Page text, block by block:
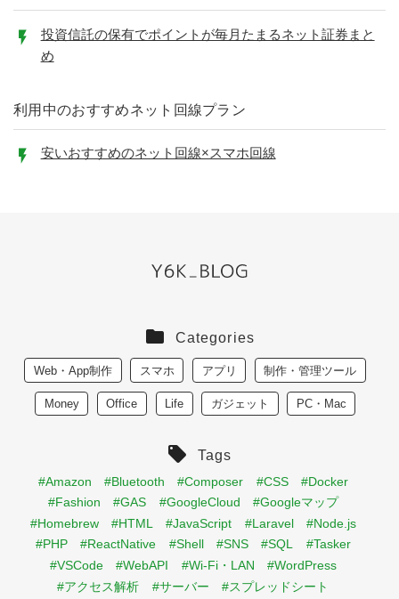
投資信託の保有でポイントが毎月たまるネット証券まと
め
利用中のおすすめネット回線プラン
安いおすすめのネット回線×スマホ回線
Categories
Web・App制作 スマホ アプリ 制作・管理ツール
Money Office Life ガジェット PC・Mac
Tags
#Amazon #Bluetooth #Composer #CSS
#Docker
#Fashion
#GAS #GoogleCloud
#Googleマップ
#Homebrew
#HTML #JavaScript #Laravel
#Node.js
#PHP
#ReactNative #Shell #SNS #SQL
#Tasker
#VSCode
#WebAPI #Wi-Fi・LAN
#WordPress
#アクセス解析
#サーバー #スプレッドシート